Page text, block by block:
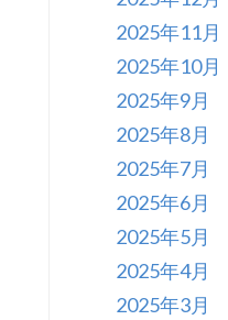
2025年11月
2025年10月
2025年9月
2025年8月
2025年7月
2025年6月
2025年5月
2025年4月
2025年3月